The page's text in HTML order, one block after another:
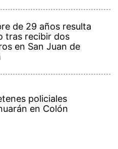
de 29 años resulta
tras recibir dos
en San Juan de
policiales
en Colón